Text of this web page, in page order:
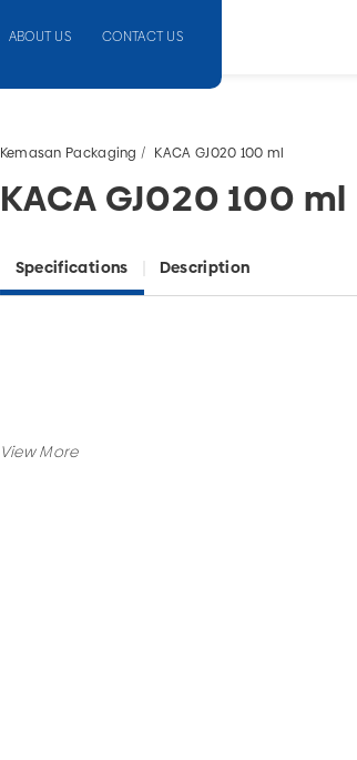
ABOUT US CONTACT US
Kemasan Packaging KACA GJ020 100 ml
KACA GJ020 100 ml
Specifications Description